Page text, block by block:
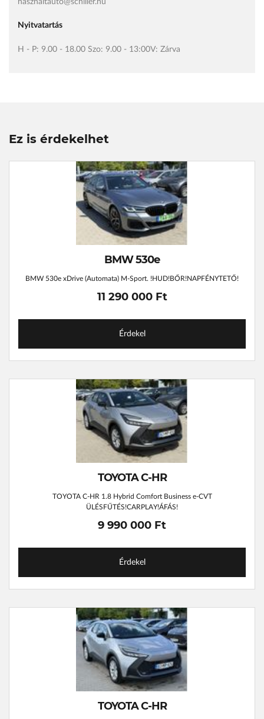
Nyitvatartás
H - P: 9.00 - 18.00 Szo: 9.00 - 13:00V: Zárva
Ez is érdekelhet
BMW 530e
BMW 530e xDrive (Automata) M-Sport. !HUD!BŐR!NAPFÉNYTETŐ!
11 290 000 Ft
Érdekel
TOYOTA C-HR
TOYOTA C-HR 1.8 Hybrid Comfort Business e-CVT
ÜLÉSFŰTÉS!CARPLAY!ÁFÁS!
9 990 000 Ft
Érdekel
TOYOTA C-HR